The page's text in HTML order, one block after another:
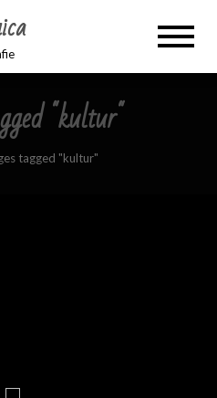
"kultur"
tagged "kultur"